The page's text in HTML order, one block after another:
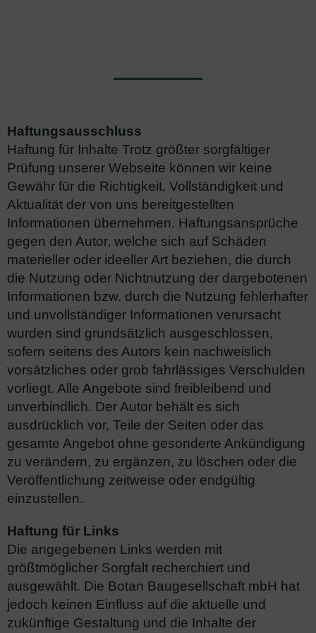
Haftungsausschluss
Haftung für Inhalte Trotz größter sorgfältiger
Prüfung unserer Webseite können wir keine
Gewähr für die Richtigkeit, Vollständigkeit und
Aktualität der von uns bereitgestellten
Informationen übernehmen. Haftungsansprüche
gegen den Autor, welche sich auf Schäden
materieller oder ideeller Art beziehen, die durch
die Nutzung oder Nichtnutzung der dargebotenen
Informationen bzw. durch die Nutzung fehlerhafter
und unvollständiger Informationen verursacht
wurden sind grundsätzlich ausgeschlossen,
sofern seitens des Autors kein nachweislich
vorsätzliches oder grob fahrlässiges Verschulden
vorliegt. Alle Angebote sind freibleibend und
unverbindlich. Der Autor behält es sich
ausdrücklich vor, Teile der Seiten oder das
gesamte Angebot ohne gesonderte Ankündigung
zu verändern, zu ergänzen, zu löschen oder die
Veröffentlichung zeitweise oder endgültig
einzustellen.
Haftung für Links
Die angegebenen Links werden mit
größtmöglicher Sorgfalt recherchiert und
ausgewählt. Die Botan Baugesellschaft mbH hat
jedoch keinen Einfluss auf die aktuelle und
zukünftige Gestaltung und die Inhalte der